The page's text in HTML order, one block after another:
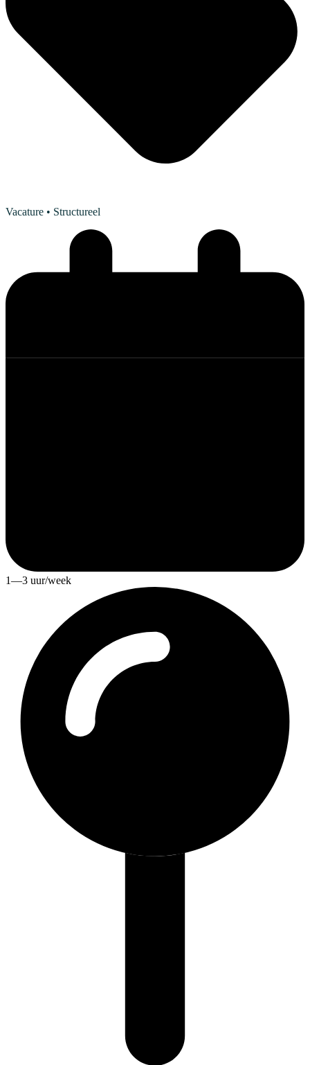
Vacature • Structureel
1—3 uur/week